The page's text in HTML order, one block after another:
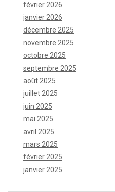
février 2026
janvier 2026
décembre 2025
novembre 2025
octobre 2025
septembre 2025
août 2025
juillet 2025
juin 2025
mai 2025
avril 2025
mars 2025
février 2025
janvier 2025